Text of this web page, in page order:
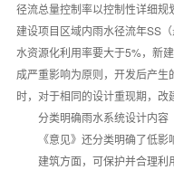
径流总量控制率以控制性详细
建设项目区域内雨水径流年SS
水资源化利用率要大于5%，新
成严重影响为原则，开发后产
时，对于相同的设计重现期，改
分类明确雨水系统设计内容
《意见》还分类明确了低影
建筑方面，可保护并合理利